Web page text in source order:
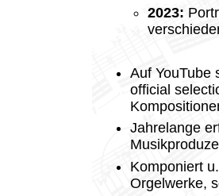
2023:
Auf YouTube
official
Jahrelange
Komponiert
Orgelwerke,